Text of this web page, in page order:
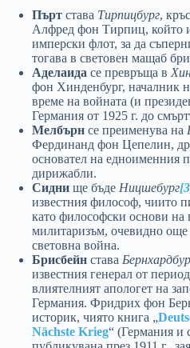
Пърт става Тирпицбург,
Алфред фон Тирпиц, който
имперски флот, за да
тогава в световен мащаб
Аделаида се превръща в
фон Хинденбург, началник
време на войната (и
Германия от 1925 г. до
Мелбърн се преименува на
Фердинанд фон Цепелин,
основател на едноименния
дирижабли.
Сидни ще бъде Ницшебург
известния философ, чиито
като философски основи на
милитаризъм, очевидно още
световна война.
Брисбейн става
известния генерал от
влиятелният апологет на
Германия. Фридрих фон
историк, чиято книга „
Nächste Krieg“ (Германия и